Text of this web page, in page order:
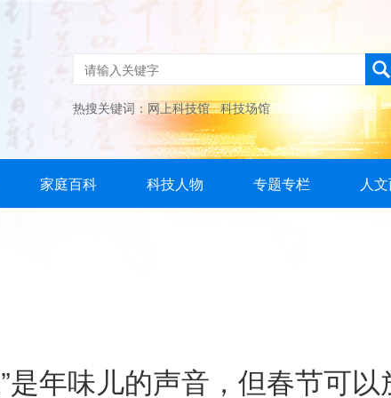
热搜关键词： 网上科技馆 科技场馆
家庭百科 科技人物 专题专栏 人
是年味儿的声音，但春节可以